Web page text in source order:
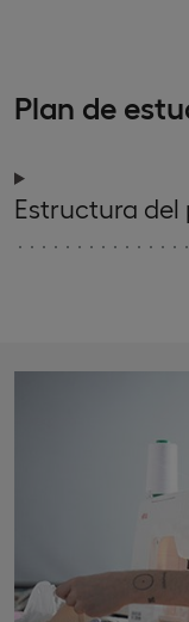
Plan de
Estructura del